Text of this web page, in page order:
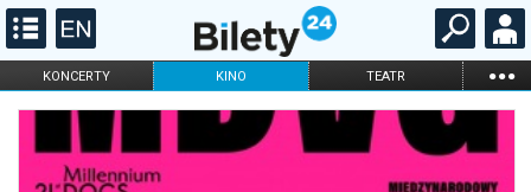
KONCERTY KINO TEATR ...
FILHARMONIA OPERA I BALET
STAND-UP
DLA DZIECI
ONLINE KARNETY